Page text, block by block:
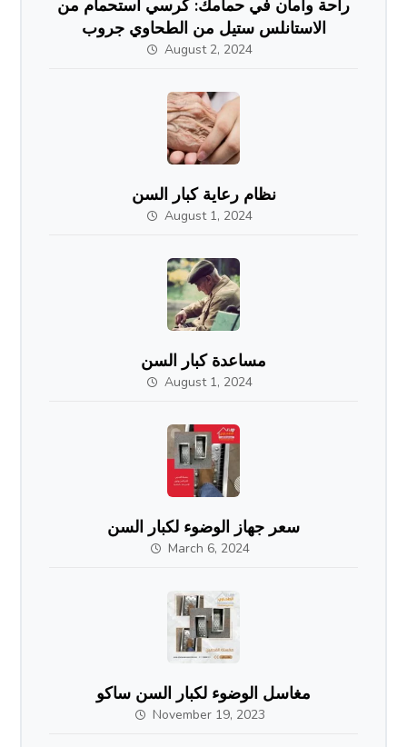
راحة وأمان في حمامك: كرسي استحمام من
الاستانلس ستيل من الطحاوي جروب
August 2, 2024
نظام رعاية كبار السن
August 1, 2024
مساعدة كبار السن
August 1, 2024
سعر جهاز الوضوء لكبار السن
March 6, 2024
مغاسل الوضوء لكبار السن ساكو
November 19, 2023